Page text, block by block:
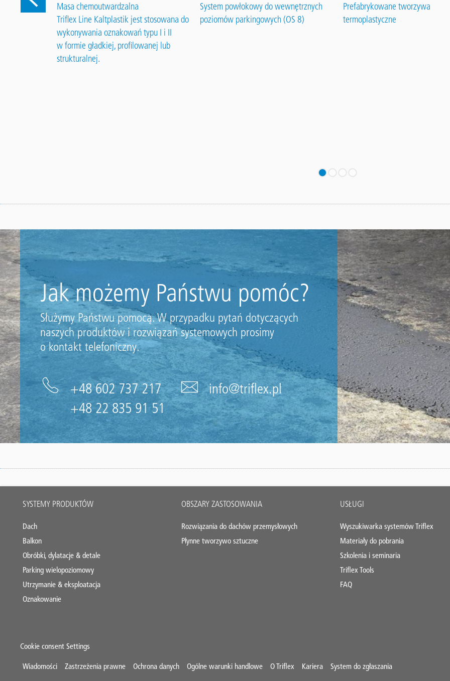
Masa chemoutwardzalna
Triflex Line Kaltplastik jest stosowana do
wykonywania oznakowań typu I i II
w formie gładkiej, profilowanej lub
strukturalnej.
System powłokowy do wewnętrznych
poziomów parkingowych (OS 8)
Prefabrykowane tworzywa
termoplastyczne
Jak możemy Państwu pomóc?
Służymy Państwu pomocą. W przypadku pytań dotyczących
naszych produktów i rozwiązań systemowych prosimy
o kontakt telefoniczny.
+48 602 737 217
+48 22 835 91 51
info@triflex.pl
Main
footer
SYSTEMY PRODUKTÓW
Dach
Balkon
Obróbki, dylatacje & detale
Parking wielopoziomowy
Utrzymanie & eksploatacja
Oznakowanie
OBSZARY ZASTOSOWANIA
Rozwiązania do dachów przemysłowych
Płynne tworzywo sztuczne
USŁUGI
Wyszukiwarka systemów Triflex
Materiały do pobrania
Szkolenia i seminaria
Triflex Tools
FAQ
Cookie consent Settings
Mini
Wiadomości Zastrzeżenia prawne Ochrona danych Ogólne warunki handlowe O Triflex Kariera System do zgłaszania